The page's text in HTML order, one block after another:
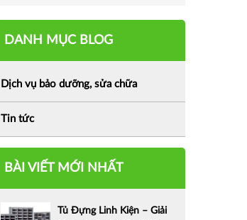
DANH MỤC BLOG
Dịch vụ bảo dưỡng, sửa chữa
Tin tức
BÀI VIẾT MỚI NHẤT
Tủ Đựng Linh Kiện – Giải